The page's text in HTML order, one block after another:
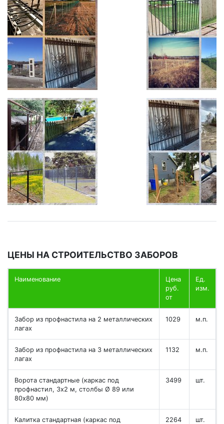
ЦЕНЫ НА СТРОИТЕЛЬСТВО ЗАБОРОВ
Наименование
Цена
руб.
от
Ед.
изм.
Забор из профнастила на 2 металлических
лагах
1029 м.п.
Забор из профнастила на 3 металлических
лагах
1132 м.п.
Ворота стандартные (каркас под
профнастил, 3х2 м, столбы Ø 89 или
80х80 мм)
3499 шт.
Калитка стандартная (каркас под
2264 шт.